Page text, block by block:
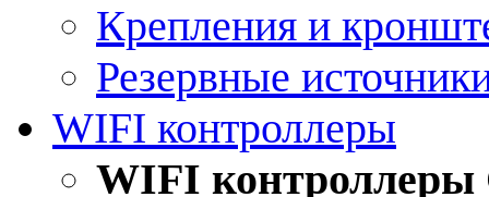
Крепления и
Резервные
WIFI контроллеры
WIFI контроллеры